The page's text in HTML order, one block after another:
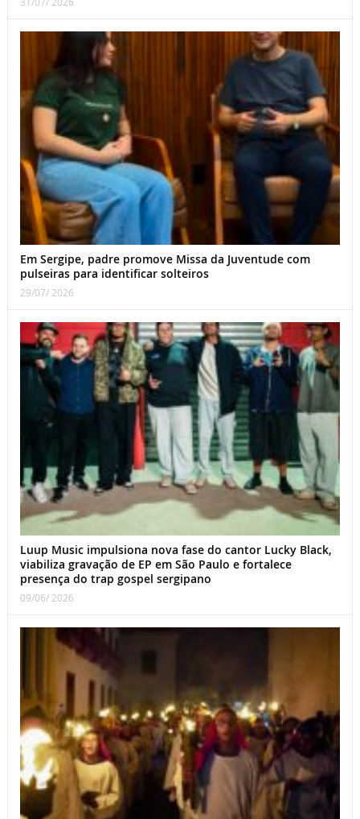
Em Sergipe, padre promove Missa da Juventude com
pulseiras para identificar solteiros
29/07/ 2026
Luup Music impulsiona nova fase do cantor Lucky Black,
viabiliza gravação de EP em São Paulo e fortalece
presença do trap gospel sergipano
09/06/ 2026